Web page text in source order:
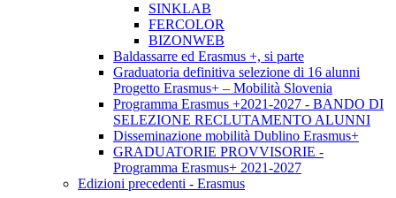
SINKLAB
FERCOLOR
BIZONWEB
Baldassarre ed Erasmus +, si parte
Graduatoria definitiva selezione di 16 alunni
Progetto Erasmus+ – Mobilità Slovenia
Programma Erasmus +2021-2027 - BANDO DI
SELEZIONE RECLUTAMENTO ALUNNI
Disseminazione mobilità Dublino Erasmus+
GRADUATORIE PROVVISORIE -
Programma Erasmus+ 2021-2027
Edizioni precedenti - Erasmus